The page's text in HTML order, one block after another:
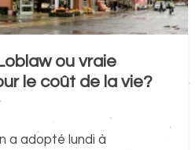
ou vraie
le coût de la vie?
a adopté lundi à